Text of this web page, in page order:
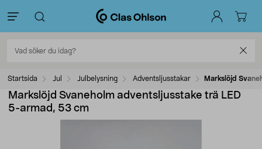
Startsida Jul Julbelysning Adventsljusstakar Markslöjd
Markslöjd Svaneholm adventsljusstake trä LED
5-armad, 53 cm